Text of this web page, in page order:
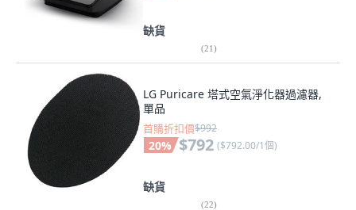
缺貨
(21)
LG Puricare 塔式空氣淨化器過濾器,
單品
首購折扣價$992
20% $792 ($792.00/1個)
缺貨
(22)